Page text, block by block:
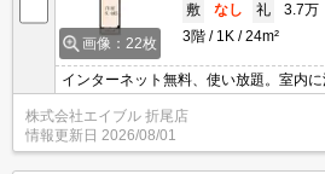
画像：22枚
敷
なし 礼
3.7万
3階
1K 24m²
インターネット無料、使い放題。室内に
付独立洗面台。都市ガス使用。九州共
学へ200m。画像の家具家電はCGであり
株式会社エイブル 折尾店
情報更新日 2026/08/01